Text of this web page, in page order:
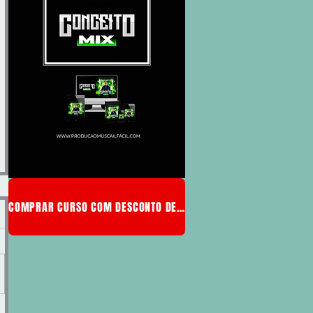
COMPRAR CURSO COM DESCONTO DE MEMBRO